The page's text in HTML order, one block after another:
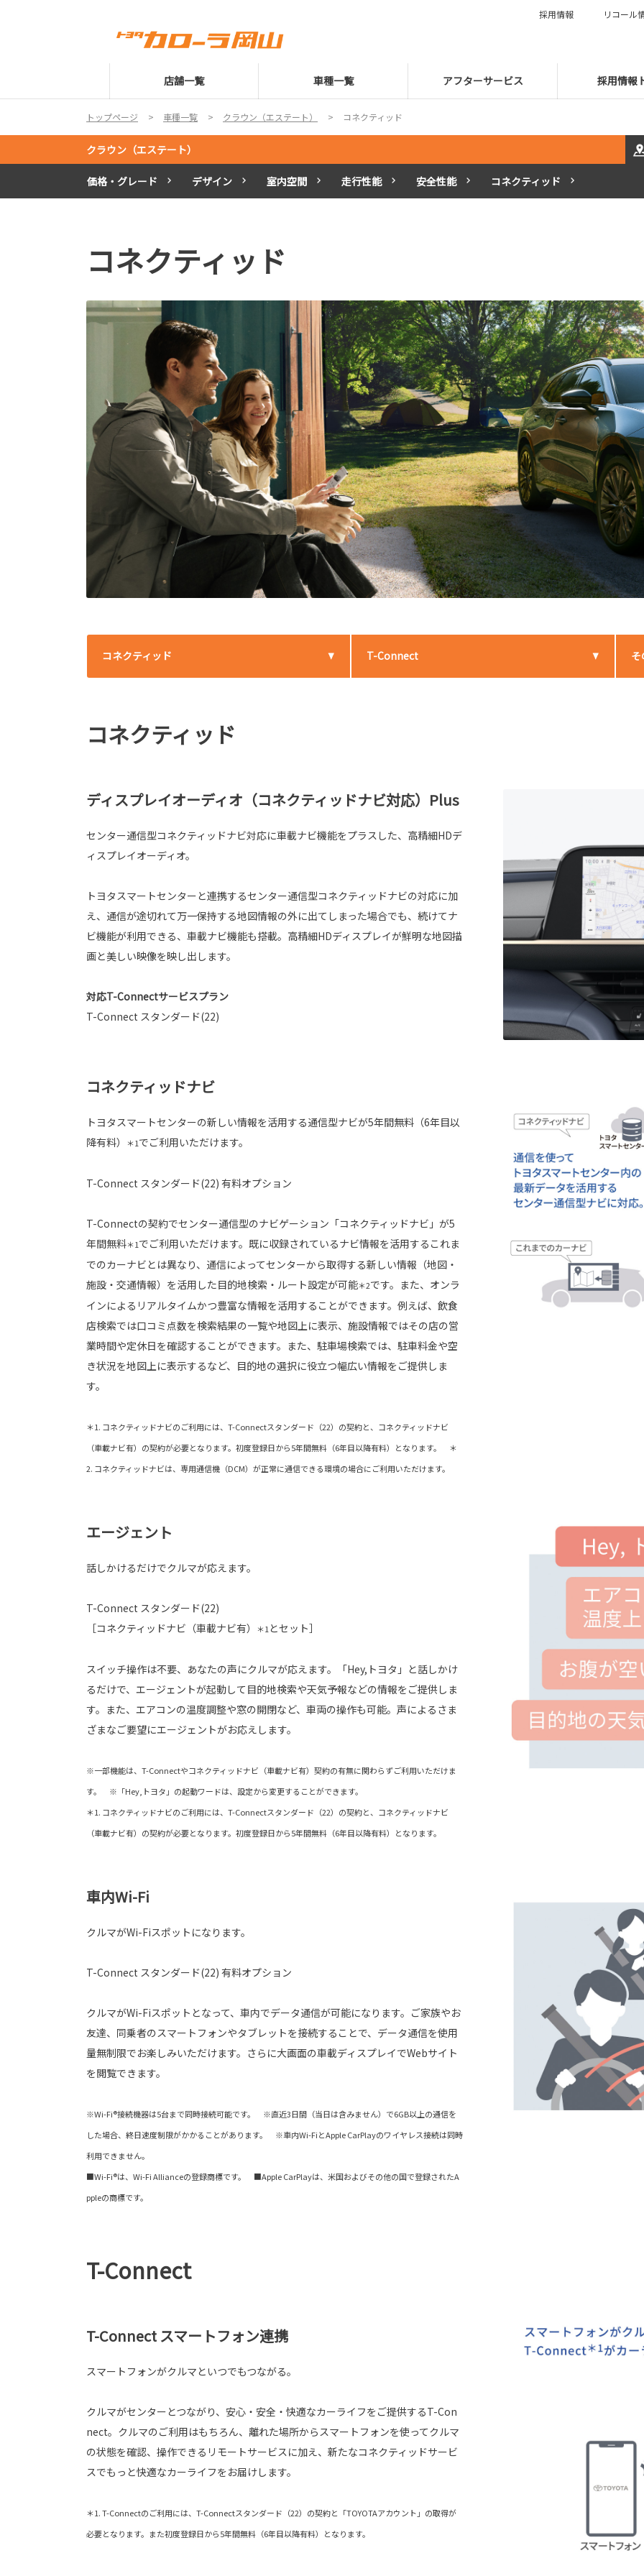
店舗一覧 車種一覧 アフターサービス 採用情報
採用情報 リコール
トップページ 車種一覧 クラウン（エステート） コネクティッド
クラウン（エステート）
価格・グレード デザイン 室内空間 走行性能 安全性能 コネクティッド
コネクティッド
コネクティッド T-Connect そ
コネクティッド
ディスプレイオーディオ（コネクティッドナビ対応）Plus
センター通信型コネクティッドナビ対応に車載ナビ機能をプラスした、高精細HDデ
ィスプレイオーディオ。
トヨタスマートセンターと連携するセンター通信型コネクティッドナビの対応に加
え、通信が途切れて万一保持する地図情報の外に出てしまった場合でも、続けてナ
ビ機能が利用できる、車載ナビ機能も搭載。高精細HDディスプレイが鮮明な地図描
画と美しい映像を映し出します。
対応T-Connectサービスプラン
T-Connect スタンダード(22)
コネクティッドナビ
トヨタスマートセンターの新しい情報を活用する通信型ナビが5年間無料（6年目以
降有料）
＊1でご利用いただけます。
T-Connect スタンダード(22) 有料オプション
T-Connectの契約でセンター通信型のナビゲーション「コネクティッドナビ」が5
年間無料＊1でご利用いただけます。既に収録されているナビ情報を活用するこれま
でのカーナビとは異なり、通信によってセンターから取得する新しい情報（地図・
施設・交通情報）を活用した目的地検索・ルート設定が可能＊2です。また、オンラ
インによるリアルタイムかつ豊富な情報を活用することができます。例えば、飲食
店検索では口コミ点数を検索結果の一覧や地図上に表示、施設情報ではその店の営
業時間や定休日を確認することができます。また、駐車場検索では、駐車料金や空
き状況を地図上に表示するなど、目的地の選択に役立つ幅広い情報をご提供しま
す。
＊1. コネクティッドナビのご利用には、T-Connectスタンダード（22）の契約と、コネクティッドナビ
（車載ナビ有）の契約が必要となります。初度登録日から5年間無料（6年目以降有料）となります。 ＊
2. コネクティッドナビは、専用通信機（DCM）が正常に通信できる環境の場合にご利用いただけます。
エージェント
話しかけるだけでクルマが応えます。
T-Connect スタンダード(22)
［コネクティッドナビ（車載ナビ有）
＊1とセット］
スイッチ操作は不要、あなたの声にクルマが応えます。「Hey,トヨタ」と話しかけ
るだけで、エージェントが起動して目的地検索や天気予報などの情報をご提供しま
す。また、エアコンの温度調整や窓の開閉など、車両の操作も可能。声によるさま
ざまなご要望にエージェントがお応えします。
※一部機能は、T-Connectやコネクティッドナビ（車載ナビ有）契約の有無に関わらずご利用いただけま
す。 ※「Hey,トヨタ」の起動ワードは、設定から変更することができます。
＊1. コネクティッドナビのご利用には、T-Connectスタンダード（22）の契約と、コネクティッドナビ
（車載ナビ有）の契約が必要となります。初度登録日から5年間無料（6年目以降有料）となります。
車内Wi-Fi
クルマがWi-Fiスポットになります。
T-Connect スタンダード(22) 有料オプション
クルマがWi-Fiスポットとなって、車内でデータ通信が可能になります。ご家族やお
友達、同乗者のスマートフォンやタブレットを接続することで、データ通信を使用
量無制限でお楽しみいただけます。さらに大画面の車載ディスプレイでWebサイト
を閲覧できます。
※Wi-Fi®接続機器は5台まで同時接続可能です。 ※直近3日間（当日は含みません）で6GB以上の通信を
した場合、終日速度制限がかかることがあります。 ※車内Wi-FiとApple CarPlayのワイヤレス接続は同時
利用できません。
■Wi-Fi®は、Wi-Fi Allianceの登録商標です。 ■Apple CarPlayは、米国およびその他の国で登録されたA
ppleの商標です。
T-Connect
T-Connect スマートフォン連携
スマートフォンがクルマといつでもつながる。
クルマがセンターとつながり、安心・安全・快適なカーライフをご提供するT-Con
nect。クルマのご利用はもちろん、離れた場所からスマートフォンを使ってクルマ
の状態を確認、操作できるリモートサービスに加え、新たなコネクティッドサービ
スでもっと快適なカーライフをお届けします。
＊1. T-Connectのご利用には、T-Connectスタンダード（22）の契約と「TOYOTAアカウント」の取得が
必要となります。また初度登録日から5年間無料（6年目以降有料）となります。